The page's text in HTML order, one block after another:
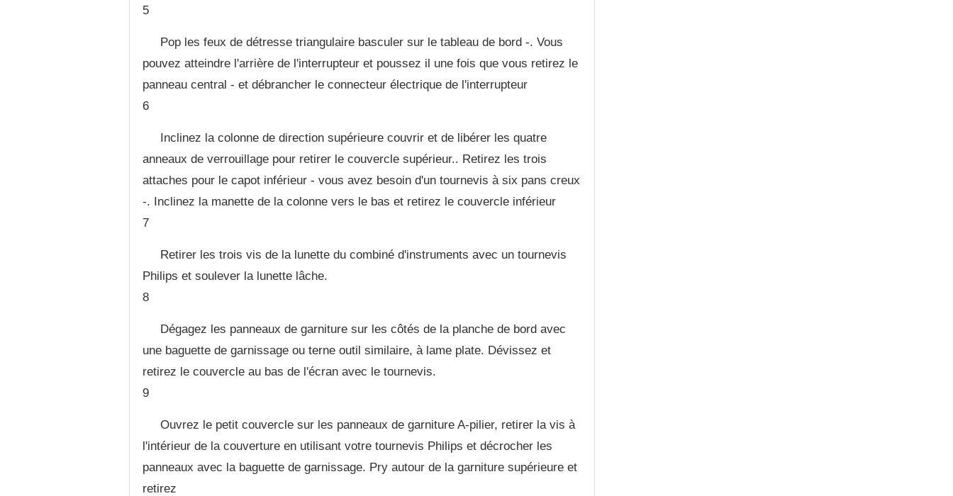
5
Pop les feux de détresse triangulaire basculer sur le tableau de bord -. Vous
pouvez atteindre l'arrière de l'interrupteur et poussez il une fois que vous retirez le
panneau central - et débrancher le connecteur électrique de l'interrupteur
6
Inclinez la colonne de direction supérieure couvrir et de libérer les quatre
anneaux de verrouillage pour retirer le couvercle supérieur.. Retirez les trois
attaches pour le capot inférieur - vous avez besoin d'un tournevis à six pans creux
-. Inclinez la manette de la colonne vers le bas et retirez le couvercle inférieur
7
Retirer les trois vis de la lunette du combiné d'instruments avec un tournevis
Philips et soulever la lunette lâche.
8
Dégagez les panneaux de garniture sur les côtés de la planche de bord avec
une baguette de garnissage ou terne outil similaire, à lame plate. Dévissez et
retirez le couvercle au bas de l'écran avec le tournevis.
9
Ouvrez le petit couvercle sur les panneaux de garniture A-pilier, retirer la vis à
l'intérieur de la couverture en utilisant votre tournevis Philips et décrocher les
panneaux avec la baguette de garnissage. Pry autour de la garniture supérieure et
retirez